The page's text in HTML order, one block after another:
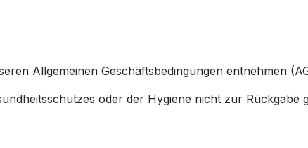
Allgemeinen Geschäftsbedingungen entnehmen
oder der Hygiene nicht zur Rückgabe